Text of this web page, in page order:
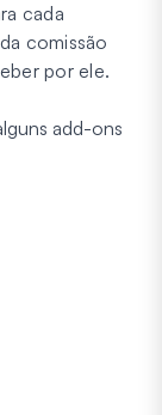
cada
comissão
por ele.
add-ons